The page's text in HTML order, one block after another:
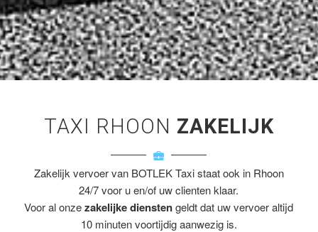
TAXI RHOON ZAKELIJK
Zakelijk vervoer van BOTLEK Taxi staat ook in Rhoon
24/7 voor u en/of uw clienten klaar.
Voor al onzezakelijke dienstengeldt dat uw vervoer altijd
10 minuten voortijdig aanwezig is.